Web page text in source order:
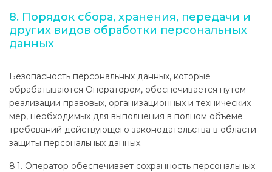
8. Порядок сбора, хранения, передачи и
других видов обработки персональных
данных
Безопасность персональных данных, которые
обрабатываются Оператором, обеспечивается путем
реализации правовых, организационных и технических
мер, необходимых для выполнения в полном объеме
требований действующего законодательства в области
защиты персональных данных.
8.1. Оператор обеспечивает сохранность персональных